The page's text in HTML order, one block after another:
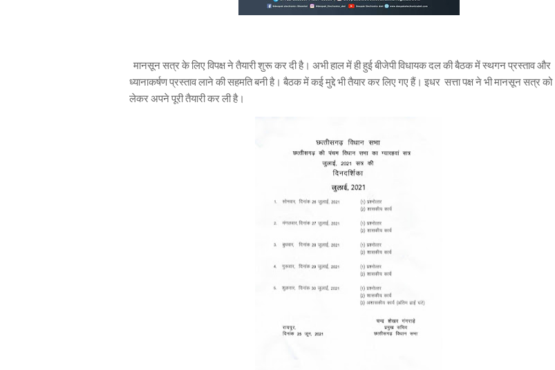
मानसून सत्र के लिए विपक्ष ने तैयारी शुरू कर दी है। अभी हाल में ही हुई बीजेपी विधायक दल की बैठक में स्थगन प्रस्ताव और
ध्यानाकर्षण प्रस्ताव लाने की सहमति बनी है। बैठक में कई मुद्दे भी तैयार कर लिए गए हैं। इधर सत्ता पक्ष ने भी मानसून सत्र को
लेकर अपने पूरी तैयारी कर ली है।